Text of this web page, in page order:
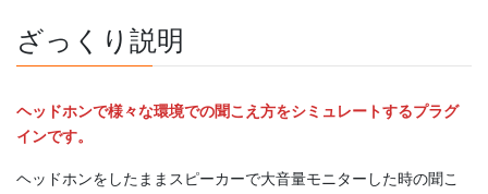
ざっくり説明
ヘッドホンで様々な環境での聞こえ方をシミュレートするプラグ
インです。
ヘッドホンをしたままスピーカーで大音量モニターした時の聞こ